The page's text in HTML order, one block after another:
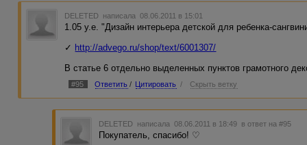
DELETED написала 08.06.2011 в 15:01
1.05 у.е. "Дизайн интерьера детской для ребенка-
✓ http://advego.ru/shop/text/6001307/
В статье 6 отдельно выделенных пунктов грамотного
#95 Ответить / Цитировать / Скрыть ветку
DELETED написала 08.06.2011 в 18:49 в ответ на #95
Покупатель, спасибо! ♡